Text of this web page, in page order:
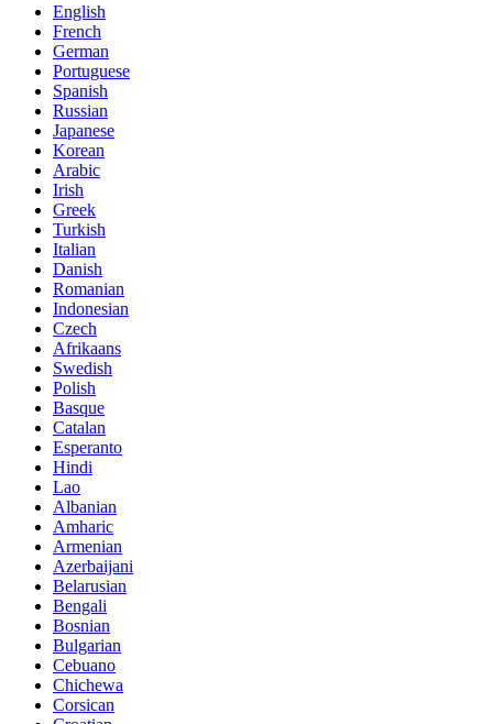
English
French
German
Portuguese
Spanish
Russian
Japanese
Korean
Arabic
Irish
Greek
Turkish
Italian
Danish
Romanian
Indonesian
Czech
Afrikaans
Swedish
Polish
Basque
Catalan
Esperanto
Hindi
Lao
Albanian
Amharic
Armenian
Azerbaijani
Belarusian
Bengali
Bosnian
Bulgarian
Cebuano
Chichewa
Corsican